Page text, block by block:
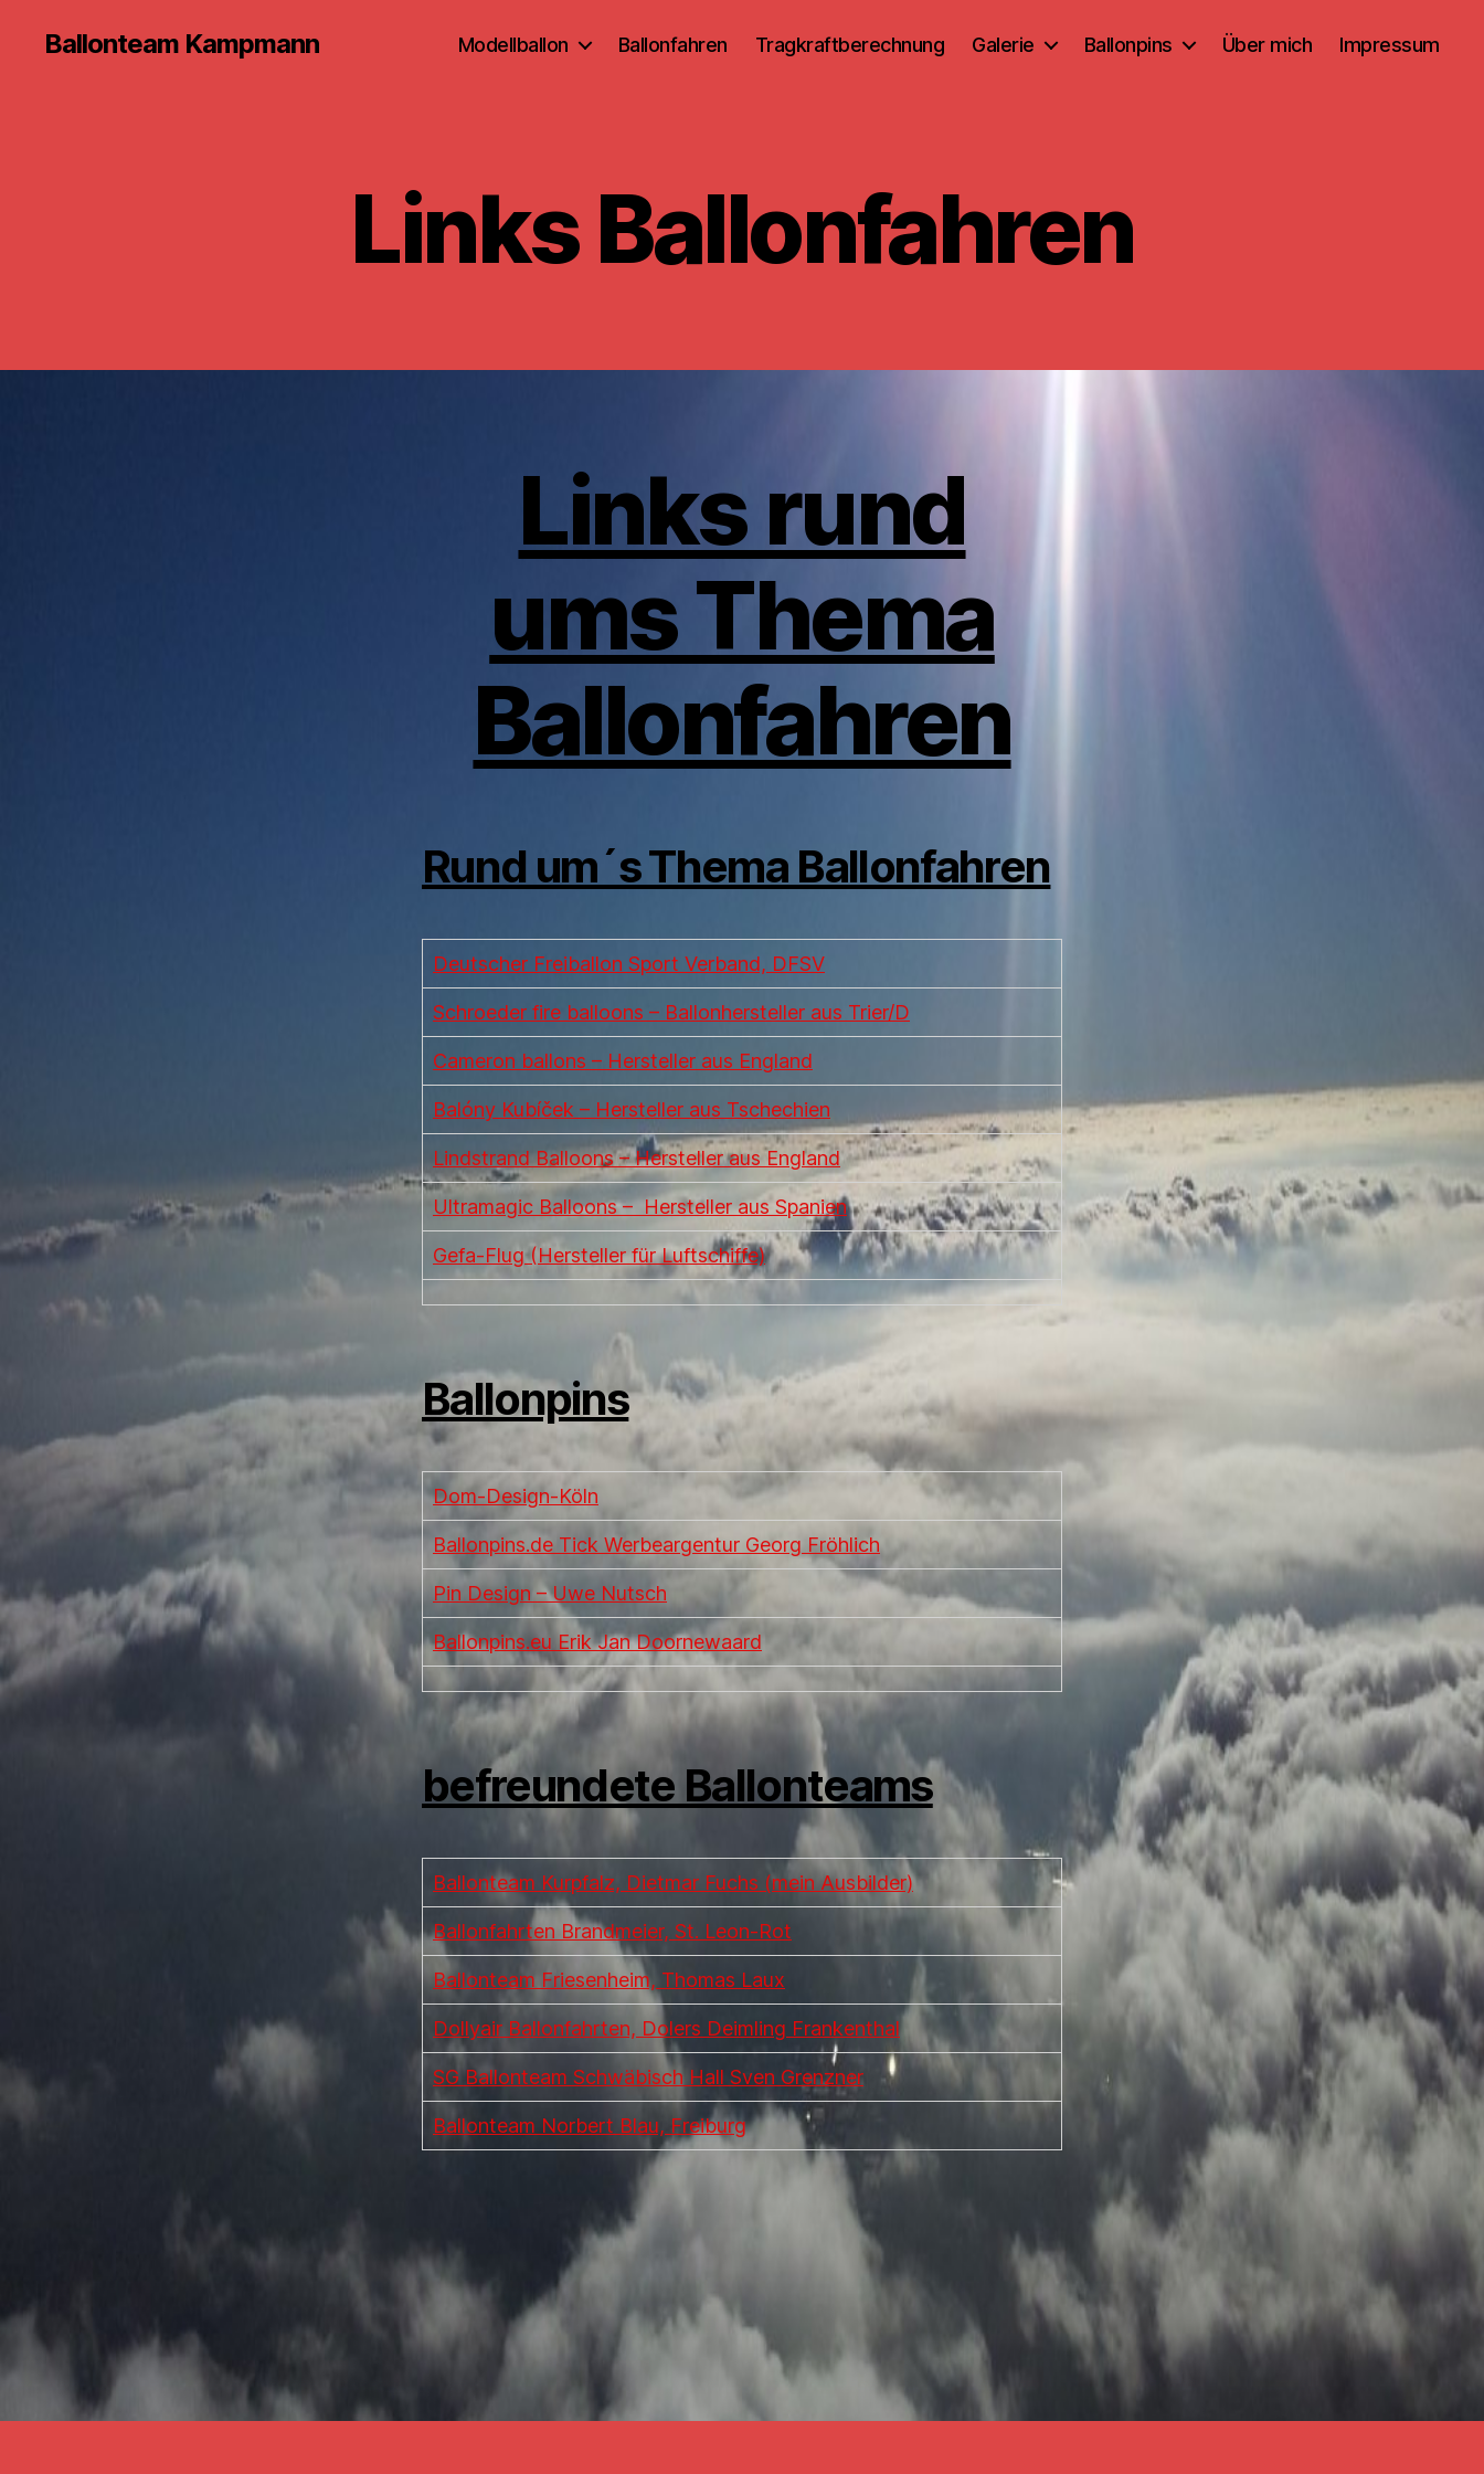
Ballonteam Kampmann Modellballon Ballonfahren Tragkraftberechnung Galerie Ballonpins Über mich Impressum
Links Ballonfahren
Links rund
ums Thema
Ballonfahren
Rund um´s Thema Ballonfahren
Deutscher Freiballon Sport Verband, DFSV
Schroeder fire balloons – Ballonhersteller aus Trier/D
Cameron ballons – Hersteller aus England
Balóny Kubíček – Hersteller aus Tschechien
Lindstrand Balloons – Hersteller aus England
Ultramagic Balloons – Hersteller aus Spanien
Gefa-Flug (Hersteller für Luftschiffe)
Ballonpins
Dom-Design-Köln
Ballonpins.de Tick Werbeargentur Georg Fröhlich
Pin Design – Uwe Nutsch
Ballonpins.eu Erik Jan Doornewaard
befreundete Ballonteams
Ballonteam Kurpfalz, Dietmar Fuchs (mein Ausbilder)
Ballonfahrten Brandmeier, St. Leon-Rot
Ballonteam Friesenheim, Thomas Laux
Dollyair Ballonfahrten, Dolers Deimling Frankenthal
SG Ballonteam Schwäbisch Hall Sven Grenzner
Ballonteam Norbert Blau, Freiburg